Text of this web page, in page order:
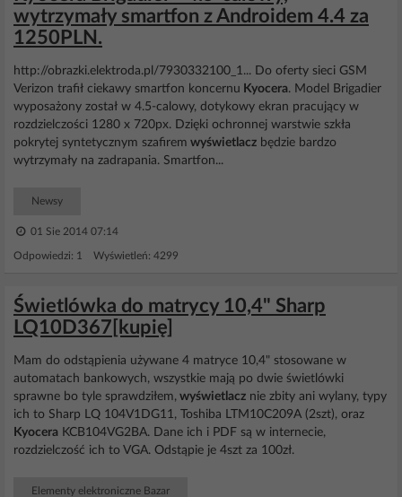
wytrzymały smartfon z Androidem 4.4 za
1250PLN.
http://obrazki.elektroda.pl/7930332100_1... Do oferty sieci GSM
Verizon trafił ciekawy smartfon koncernu Kyocera. Model Brigadier
wyposażony został w 4.5-calowy, dotykowy ekran pracujący w
rozdzielczości 1280 x 720px. Dzięki ochronnej warstwie szkła
pokrytej syntetycznym szafirem wyświetlacz będzie bardzo
wytrzymały na zadrapania. Smartfon...
Newsy
01 Sie 2014 07:14
Odpowiedzi: 1 Wyświetleń: 4299
Świetlówka do matrycy 10,4" Sharp
LQ10D367[kupię]
Mam do odstąpienia używane 4 matryce 10,4" stosowane w
automatach bankowych, wszystkie mają po dwie świetlówki
sprawne bo tyle sprawdziłem, wyświetlacz nie zbity ani wylany, typy
ich to Sharp LQ 104V1DG11, Toshiba LTM10C209A (2szt), oraz
Kyocera KCB104VG2BA. Dane ich i PDF są w internecie,
rozdzielczość ich to VGA. Odstąpie je 4szt za 100zł.
Elementy elektroniczne Bazar